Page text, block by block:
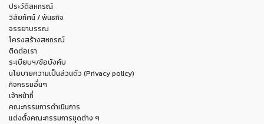
ประวัติสหกรณ์
วิสัยทัศน์ / พันธกิจ
จรรยาบรรณ
โครงสร้างสหกรณ์
ติดต่อเรา
ระเบียบฯ/ข้อบังคับ
นโยบายความเป็นส่วนตัว (Privacy policy)
กิจกรรมอื่นๆ
เจ้าหน้าที่
คณะกรรมการดำเนินการ
แต่งตั้งคณะกรรมการชุดต่าง ๆ